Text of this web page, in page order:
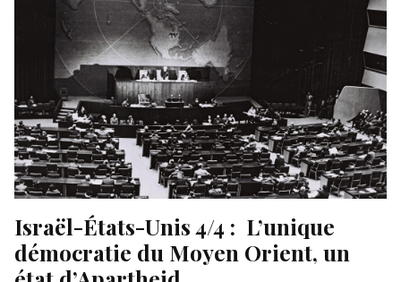
Israël-États-Unis 4/4 :  L’unique
démocratie du Moyen Orient, un